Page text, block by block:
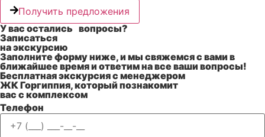
Получить предложения
У вас остались вопросы?
Записаться
на экскурсию
Заполните форму ниже, и мы свяжемся с вами в
ближайшее время и ответим на все ваши вопросы!
Бесплатная экскурсия с менеджером
ЖК Горгиппия, который познакомит
вас с комплексом
Телефон